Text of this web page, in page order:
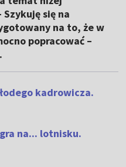
się na
na to, że w
popracować –
kadrowicza.
na... lotnisku.